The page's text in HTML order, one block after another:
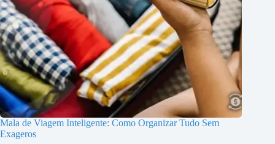
Mala de Viagem Inteligente: Como Organizar Tudo Sem
Exageros